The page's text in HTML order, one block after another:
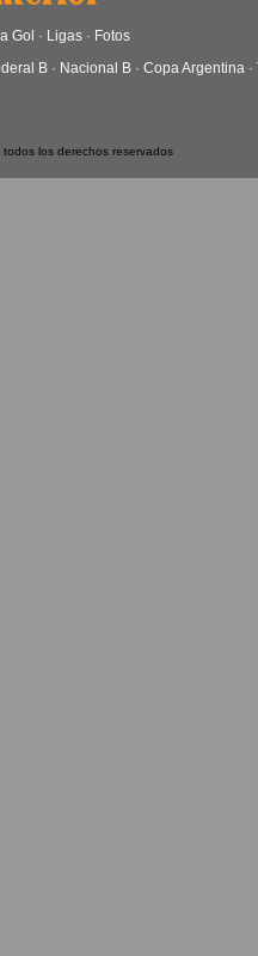
Gol · Ligas · Fotos
B · Nacional B · Copa Argentina ·
todos los derechos reservados